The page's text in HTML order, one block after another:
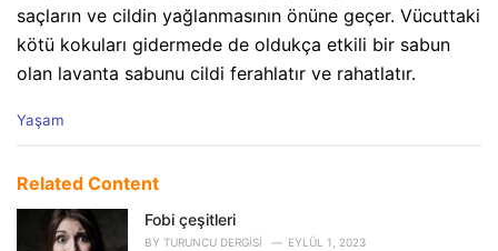
saçların ve cildin yağlanmasının önüne geçer. Vücuttaki
kötü kokuları gidermede de oldukça etkili bir sabun
olan lavanta sabunu cildi ferahlatır ve rahatlatır.
C
e
Yaşam
Related Content
Fobi çeşitleri
BY TURUNCU DERGISI EYLÜL 1, 2023